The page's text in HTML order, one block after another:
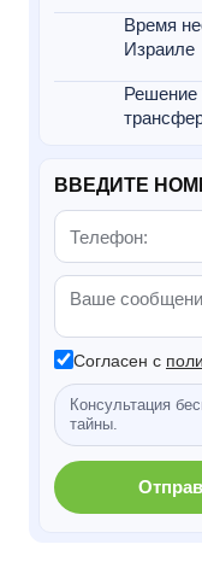
ВВЕДИТЕ
Согласен с
Консультация
тайны.
Время
Израиле
Решение